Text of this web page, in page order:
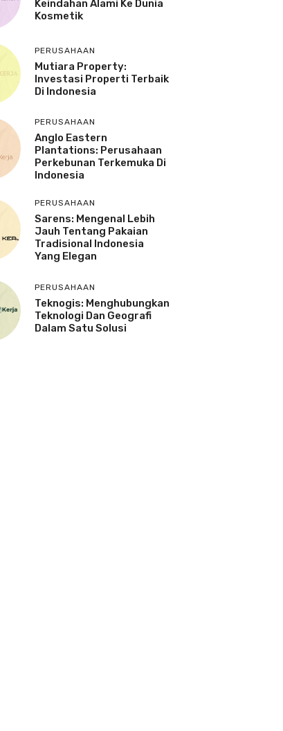
Keindahan Alami Ke Dunia
Kosmetik
PERUSAHAAN
Mutiara Property:
Investasi Properti Terbaik
Di Indonesia
PERUSAHAAN
Anglo Eastern
Plantations: Perusahaan
Perkebunan Terkemuka Di
Indonesia
PERUSAHAAN
Sarens: Mengenal Lebih
Jauh Tentang Pakaian
Tradisional Indonesia
Yang Elegan
PERUSAHAAN
Teknogis: Menghubungkan
Teknologi Dan Geografi
Dalam Satu Solusi